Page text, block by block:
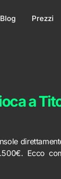
Blog Prezzi
a
Ecco